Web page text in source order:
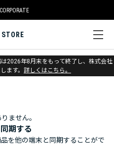
CORPORATE
2026年8月末をもって終了し、株式会社
ます。 詳しくはこちら。
ません。
期する
を他の端末と同期することがで